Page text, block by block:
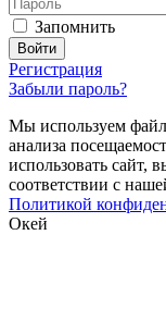
Запомнить
Регистрация
Забыли пароль?
Мы используем
анализа
использовать сайт,
соответствии с
Политикой
Окей